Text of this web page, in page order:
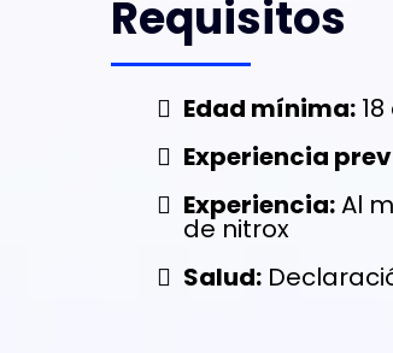
Requisitos
Edad mínima:
Experiencia
Experiencia:Al
de nitrox
Salud: